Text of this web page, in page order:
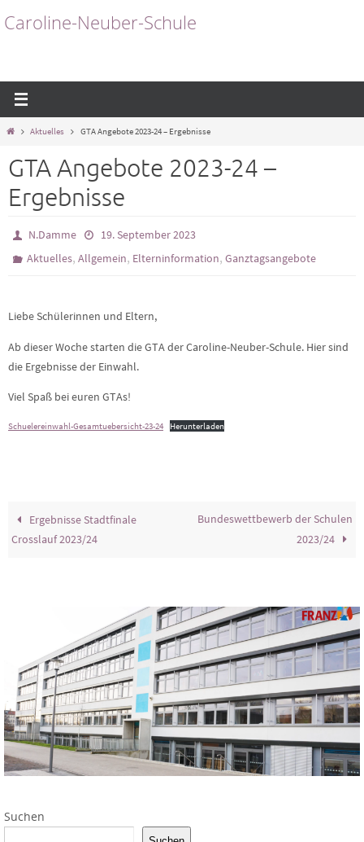
Inhalt
Caroline-Neuber-Schule
StartAktuelles GTA Angebote 2023-24 – Ergebnisse
GTA Angebote 2023-24 –
Ergebnisse
N.Damme
19. September 2023
Aktuelles,Allgemein, Elterninformation,Ganztagsangebote
Liebe Schülerinnen und Eltern,
Ab dieser Woche starten die GTA der Caroline-Neuber-Schule. Hier sind
die Ergebnisse der Einwahl.
Viel Spaß bei euren GTAs!
Schuelereinwahl-Gesamtuebersicht-23-24 Herunterladen
Ergebnisse Stadtfinale
Crosslauf 2023/24
Bundeswettbewerb der Schulen
2023/24
Suchen